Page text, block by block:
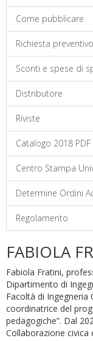
Come pubblicare
Richiesta preventivo
Sconti e spese di
Distributore
Riviste
Catalogo 2018 PDF
Centro Stampa
Determine Ordini
Regolamento
FABIOLA
Fabiola Fratini,
Dipartimento di
Facoltà di Ingegneria
coordinatrice del
pedagogiche”. Dal
Collaborazione civica